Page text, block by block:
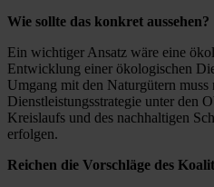
Wie sollte das konkret aussehen?
Ein wichtiger Ansatz wäre eine
Entwicklung einer ökologischen
Umgang mit den Naturgütern muss
Dienstleistungsstrategie unter den
Kreislaufs und des nachhaltigen
erfolgen.
Reichen die Vorschläge des